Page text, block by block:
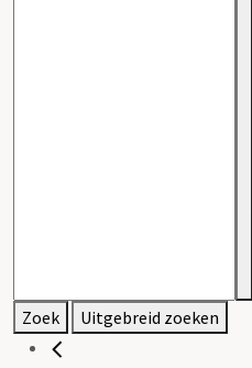
Zoek Uitgebreid zoeken